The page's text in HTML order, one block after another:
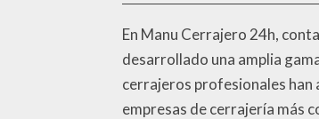
En Manu Cerrajero 24h,
desarrollado una amplia
cerrajeros profesionales han
empresas de cerrajería más